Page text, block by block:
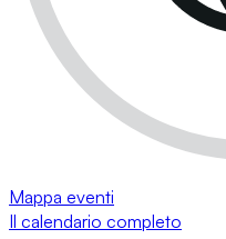
Mappa eventi
Il calendario completo